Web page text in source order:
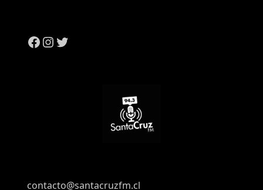
contacto@santacruzfm.cl